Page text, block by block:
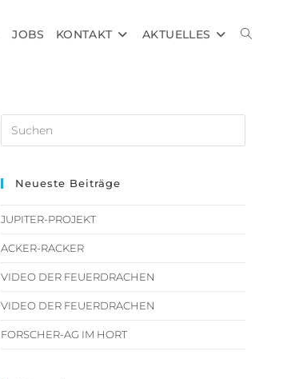
JOBS KONTAKT AKTUELLES
Neueste Beiträge
JUPITER-PROJEKT
ACKER-RACKER
VIDEO DER FEUERDRACHEN
VIDEO DER FEUERDRACHEN
FORSCHER-AG IM HORT